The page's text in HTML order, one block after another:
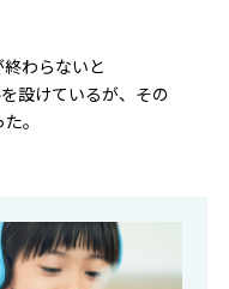
summer/
わらないと
設けているが、その
。